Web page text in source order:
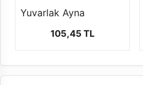
Yuvarlak Ayna
105,45 TL